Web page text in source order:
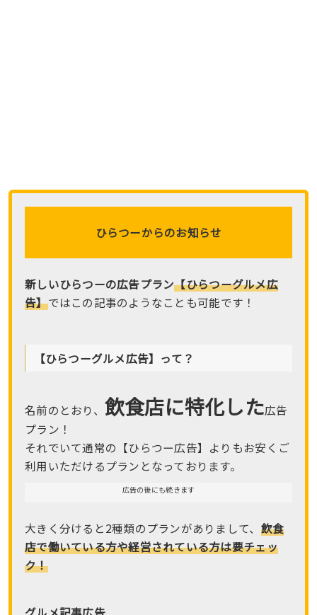
ひらつーからのお知らせ
新しいひらつーの広告プラン【ひらつーグルメ広
告】ではこの記事のようなことも可能です！
【ひらつーグルメ広告】って？
名前のとおり、 飲食店に特化した広告
プラン！
それでいて通常の【ひらつー広告】よりもお安くご
利用いただけるプランとなっております。
広告の後にも続きます
大きく分けると2種類のプランがありまして、 飲食
店で働いている方や経営されている方は要チェッ
ク！